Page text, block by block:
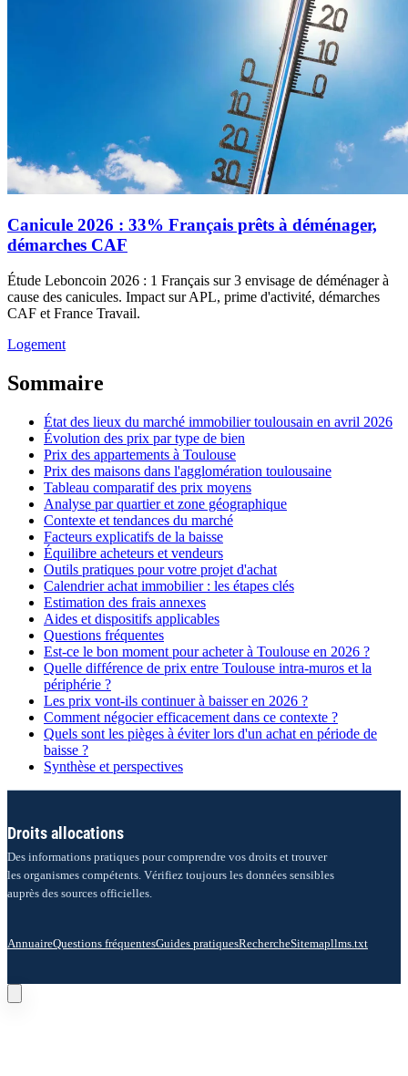
Canicule 2026 : 33% Français prêts à déménager,
démarches CAF
Étude Leboncoin 2026 : 1 Français sur 3 envisage de déménager à
cause des canicules. Impact sur APL, prime d'activité, démarches
CAF et France Travail.
Logement
Sommaire
État des lieux du marché immobilier toulousain en avril 2026
Évolution des prix par type de bien
Prix des appartements à Toulouse
Prix des maisons dans l'agglomération toulousaine
Tableau comparatif des prix moyens
Analyse par quartier et zone géographique
Contexte et tendances du marché
Facteurs explicatifs de la baisse
Équilibre acheteurs et vendeurs
Outils pratiques pour votre projet d'achat
Calendrier achat immobilier : les étapes clés
Estimation des frais annexes
Aides et dispositifs applicables
Questions fréquentes
Est-ce le bon moment pour acheter à Toulouse en 2026 ?
Quelle différence de prix entre Toulouse intra-muros et la
périphérie ?
Les prix vont-ils continuer à baisser en 2026 ?
Comment négocier efficacement dans ce contexte ?
Quels sont les pièges à éviter lors d'un achat en période de
baisse ?
Synthèse et perspectives
Droits allocations
Des informations pratiques pour comprendre vos droits et trouver
les organismes compétents. Vérifiez toujours les données sensibles
auprès des sources officielles.
AnnuaireQuestions fréquentesGuides pratiquesRechercheSitemapllms.txt